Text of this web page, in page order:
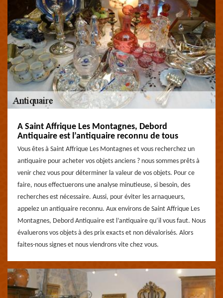
A Saint Affrique Les Montagnes, Debord
Antiquaire est l’antiquaire reconnu de tous
Vous êtes à Saint Affrique Les Montagnes et vous recherchez un
antiquaire pour acheter vos objets anciens ? nous sommes prêts à
venir chez vous pour déterminer la valeur de vos objets. Pour ce
faire, nous effectuerons une analyse minutieuse, si besoin, des
recherches est nécessaire. Aussi, pour éviter les arnaqueurs,
appelez un antiquaire reconnu. Aux environs de Saint Affrique Les
Montagnes, Debord Antiquaire est l’antiquaire qu’il vous faut. Nous
évaluerons vos objets à des prix exacts et non dévalorisés. Alors
faites-nous signes et nous viendrons vite chez vous.